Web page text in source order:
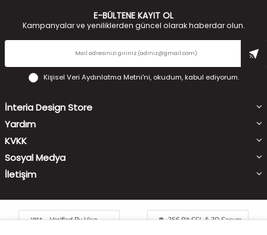
E-BÜLTENE KAYIT OL
Kampanyalar ve yeniliklerden güncel olarak haberdar olun.
Kişisel Veri Aydınlatma Metni'ni, okudum, kabul ediyorum.
İnteria Design Store
Yardım
KVKK
Sosyal Medya
İletişim